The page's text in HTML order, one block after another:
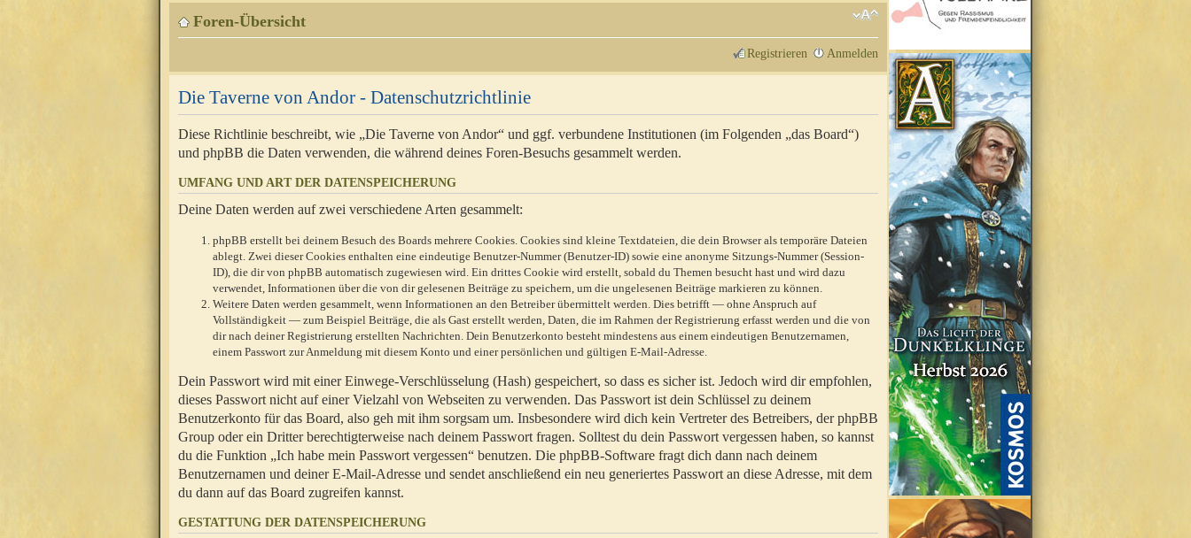
Foren-Übersicht
Registrieren Anmelden
Die Taverne von Andor - Datenschutzrichtlinie
Diese Richtlinie beschreibt, wie „Die Taverne von Andor“ und ggf. verbundene Institutionen (im Folgenden „das Board“)
und phpBB die Daten verwenden, die während deines Foren-Besuchs gesammelt werden.
UMFANG UND ART DER DATENSPEICHERUNG
Deine Daten werden auf zwei verschiedene Arten gesammelt:
phpBB erstellt bei deinem Besuch des Boards mehrere Cookies. Cookies sind kleine Textdateien, die dein Browser als temporäre Dateien
ablegt. Zwei dieser Cookies enthalten eine eindeutige Benutzer-Nummer (Benutzer-ID) sowie eine anonyme Sitzungs-Nummer (Session-
ID), die dir von phpBB automatisch zugewiesen wird. Ein drittes Cookie wird erstellt, sobald du Themen besucht hast und wird dazu
verwendet, Informationen über die von dir gelesenen Beiträge zu speichern, um die ungelesenen Beiträge markieren zu können.
Weitere Daten werden gesammelt, wenn Informationen an den Betreiber übermittelt werden. Dies betrifft — ohne Anspruch auf
Vollständigkeit — zum Beispiel Beiträge, die als Gast erstellt werden, Daten, die im Rahmen der Registrierung erfasst werden und die von
dir nach deiner Registrierung erstellten Nachrichten. Dein Benutzerkonto besteht mindestens aus einem eindeutigen Benutzernamen,
einem Passwort zur Anmeldung mit diesem Konto und einer persönlichen und gültigen E-Mail-Adresse.
Dein Passwort wird mit einer Einwege-Verschlüsselung (Hash) gespeichert, so dass es sicher ist. Jedoch wird dir empfohlen,
dieses Passwort nicht auf einer Vielzahl von Webseiten zu verwenden. Das Passwort ist dein Schlüssel zu deinem
Benutzerkonto für das Board, also geh mit ihm sorgsam um. Insbesondere wird dich kein Vertreter des Betreibers, der phpBB
Group oder ein Dritter berechtigterweise nach deinem Passwort fragen. Solltest du dein Passwort vergessen haben, so kannst
du die Funktion „Ich habe mein Passwort vergessen“ benutzen. Die phpBB-Software fragt dich dann nach deinem
Benutzernamen und deiner E-Mail-Adresse und sendet anschließend ein neu generiertes Passwort an diese Adresse, mit dem
du dann auf das Board zugreifen kannst.
GESTATTUNG DER DATENSPEICHERUNG